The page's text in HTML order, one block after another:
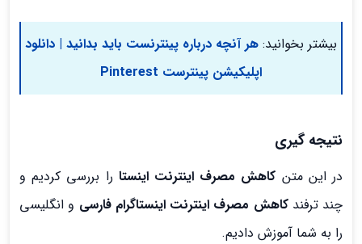
بیشتر بخوانید: هر آنچه درباره پینترنست باید بدانید | دانلود
اپلیکیشن پینترست Pinterest
نتیجه گیری
در این متن کاهش مصرف اینترنت اینستا را بررسی کردیم و
چند ترفندکاهش مصرف اینترنت اینستاگرام فارسی و انگلیسی
را به شما آموزش دادیم.